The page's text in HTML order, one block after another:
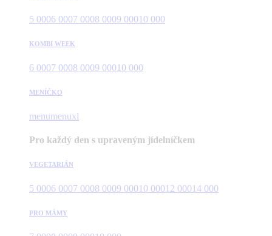
5 0006 0007 0008 0009 00010 000
KOMBI WEEK
6 0007 0008 0009 00010 000
MENÍČKO
menumenuxl
Pro každý den s upraveným jídelníčkem
VEGETARIÁN
5 0006 0007 0008 0009 00010 00012 00014 000
PRO MÁMY